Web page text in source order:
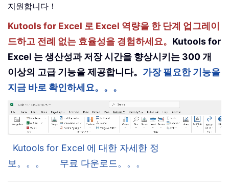
지원합니다！
Kutools for Excel 로 Excel 역량을 한 단계 업그레이
드하고 전례 없는 효율성을 경험하세요。 Kutools for
Excel 는 생산성과 저장 시간을 향상시키는 300 개
이상의 고급 기능을 제공합니다。 가장 필요한 기능을
지금 바로 확인하세요。。。
Kutools for Excel 에 대한 자세한 정
보。。。
무료 다운로드。。。